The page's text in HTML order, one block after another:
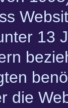
13
die